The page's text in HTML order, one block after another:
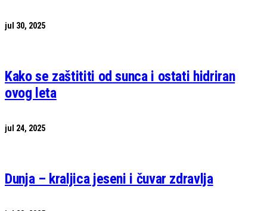
jul 30, 2025
Kako se zaštititi od sunca i ostati hidriran
ovog leta
jul 24, 2025
Dunja – kraljica jeseni i čuvar zdravlja